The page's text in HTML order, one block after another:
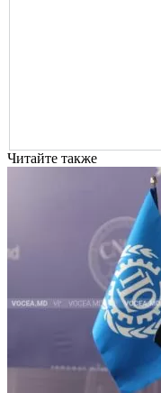
Читайте также